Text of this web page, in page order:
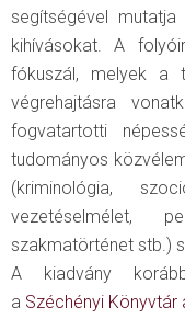
segítségével
kihívásokat. A
fókuszál, melyek a
végrehajtásra
fogvatartotti
tudományos
(kriminológia,
vezetéselmélet,
szakmatörténet stb.)
A kiadvány
a Széchényi Könyvtár